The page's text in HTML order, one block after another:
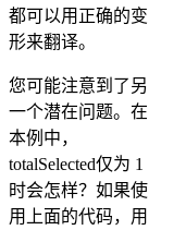
都可以用正确的变
形来翻译。
您可能注意到了另
一个潜在问题。在
本例中，
totalSelected仅为 1
时会怎样？如果使
用上面的代码，用